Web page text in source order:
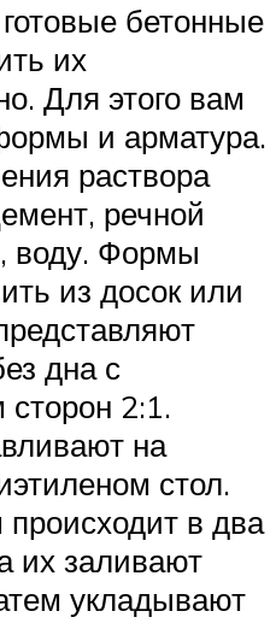
бетонные
их
Для этого вам
и арматура.
раствора
речной
воду. Формы
из досок или
дна с
2:1.
на
стол.
в два
их заливают
укладывают